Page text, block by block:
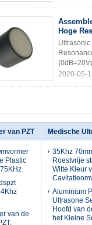
Hoge
Ultrasonic
2020-05-
van PZT
Plastic
van de
Medische
35Khz
Roestvrije
Witte Kleur
Aluminium
Ultrasone
Hoofd van
het Kleine